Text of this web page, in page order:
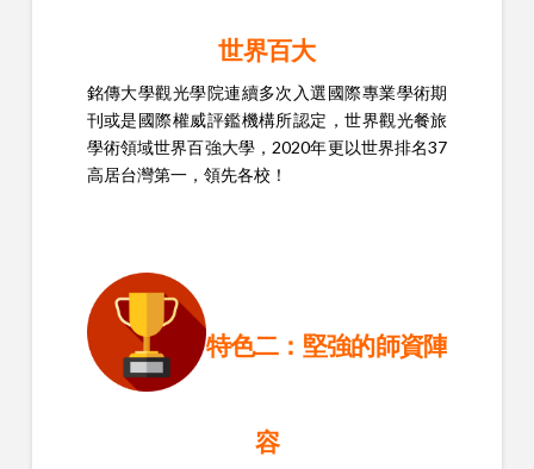
世界百大
銘傳大學觀光學院連續多次入選國際專業學術期
刊或是國際權威評鑑機構所認定，世界觀光餐旅
學術領域世界百強大學，2020年更以世界排名37
高居台灣第一，領先各校！
特色二：堅強的師資陣
容